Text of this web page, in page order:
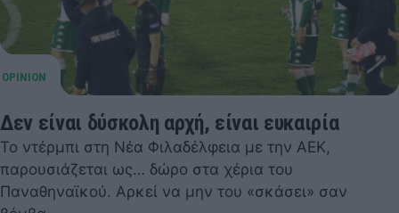
Δεν είναι δύσκολη αρχή, είναι ευκαιρία
Το ντέρμπι στη Νέα Φιλαδέλφεια με την ΑΕΚ,
παρουσιάζεται ως… δώρο στα χέρια του
Παναθηναϊκού. Αρκεί να μην του «σκάσει» σαν